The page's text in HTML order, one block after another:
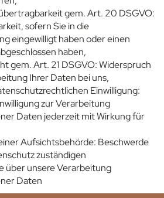
gem. Art. 20 DSGVO:
sofern Sie in die
eingewilligt haben oder einen
haben,
gem. Art. 21 DSGVO: Widerspruch
Ihrer Daten bei uns,
Einwilligung:
zur Verarbeitung
Daten jederzeit mit Wirkung für
Aufsichtsbehörde: Beschwerde
zuständigen
über unsere Verarbeitung
Daten